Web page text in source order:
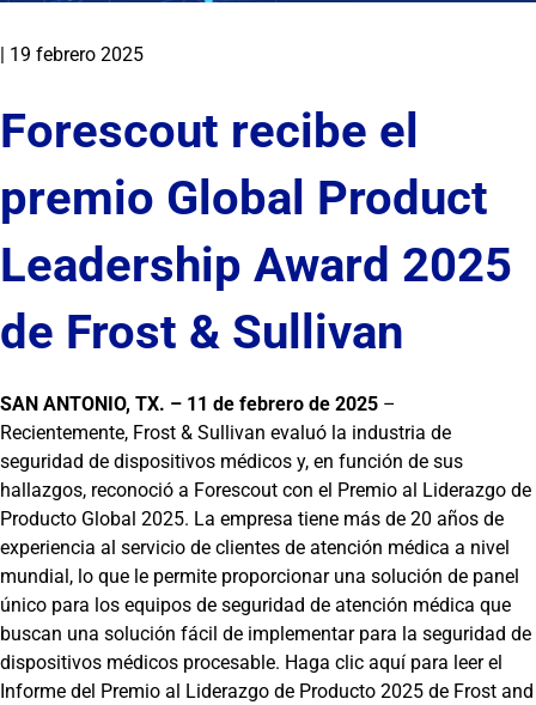
| 19 febrero 2025
Forescout recibe el
premio Global Product
Leadership Award 2025
de Frost & Sullivan
SAN ANTONIO, TX. – 11 de febrero de 2025 –
Recientemente, Frost & Sullivan evaluó la industria de
seguridad de dispositivos médicos y, en función de sus
hallazgos, reconoció a Forescout con el Premio al Liderazgo de
Producto Global 2025. La empresa tiene más de 20 años de
experiencia al servicio de clientes de atención médica a nivel
mundial, lo que le permite proporcionar una solución de panel
único para los equipos de seguridad de atención médica que
buscan una solución fácil de implementar para la seguridad de
dispositivos médicos procesable. Haga clic aquí para leer el
Informe del Premio al Liderazgo de Producto 2025 de Frost and